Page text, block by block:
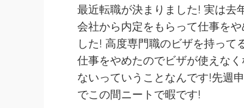
最近転職が決まりました! 実は去
会社から内定をもらって仕事をや
した! 高度専門職のビザを持っ
仕事をやめたのでビザが使えな
ないっていうことなんです!先週
でこの間ニートで暇です!